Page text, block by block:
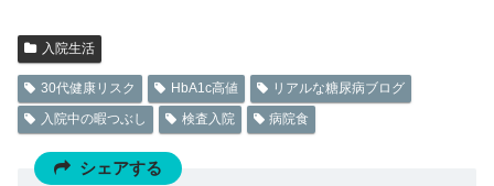
入院生活
30代健康リスク HbA1c高値
リアルな糖尿病ブログ
入院中の暇つぶし
検査入院 病院食
シェアする